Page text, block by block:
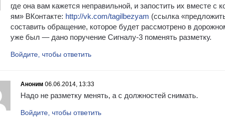
где она вам кажется неправильной, и запостить их вместе с
ям» ВКонтакте: http://vk.com/tagilbezyam (ссылка
составить обращение, которое будет рассмотрено в
уже был — дано поручение Сигналу-3 поменять разметку.
Войдите, чтобы ответить
Аноним 06.06.2014, 13:33
Надо не разметку менять, а с должностей снимать.
Войдите, чтобы ответить